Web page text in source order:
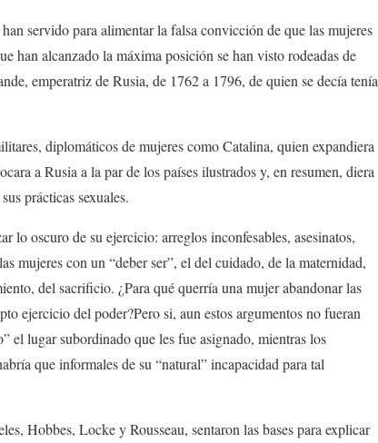
servido para alimentar la falsa convicción de que las mujeres
han alcanzado la máxima posición se han visto rodeadas de
emperatriz de Rusia, de 1762 a 1796, de quien se decía tenía
diplomáticos de mujeres como Catalina, quien expandiera
a Rusia a la par de los países ilustrados y, en resumen, diera
prácticas sexuales.
lo oscuro de su ejercicio: arreglos inconfesables, asesinatos,
mujeres con un “deber ser”, el del cuidado, de la maternidad,
del sacrificio. ¿Para qué querría una mujer abandonar las
ejercicio del poder?Pero si, aun estos argumentos no fueran
el lugar subordinado que les fue asignado, mientras los
que informales de su “natural” incapacidad para tal
Hobbes, Locke y Rousseau, sentaron las bases para explicar